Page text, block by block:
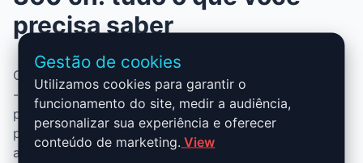
precisa saber
O Stage 1 para BMW M3 - E46 -2000-2006 M3 - CSL
- 360 ch combina desempenho, segurança e
praticidade. Sem alterar peças, você ganha mais
potência, mais torque e melhor consumo. Ideal para
aproveitar um motor mais ágil sem comprometer a
Gestão de cookies
Utilizamos cookies para garantir o
funcionamento do site, medir a audiência,
personalizar sua experiência e oferecer
conteúdo de marketing. View